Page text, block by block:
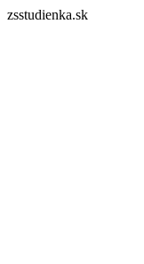
zsstudienka.sk